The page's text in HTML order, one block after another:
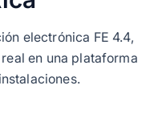
electrónica FE 4.4,
en una plataforma